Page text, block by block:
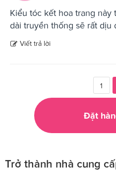
Kiểu tóc kết hoa trang
dài truyền thống sẽ rất dịu
Viết trả lời
1
Đặt
Trở thành nhà cung